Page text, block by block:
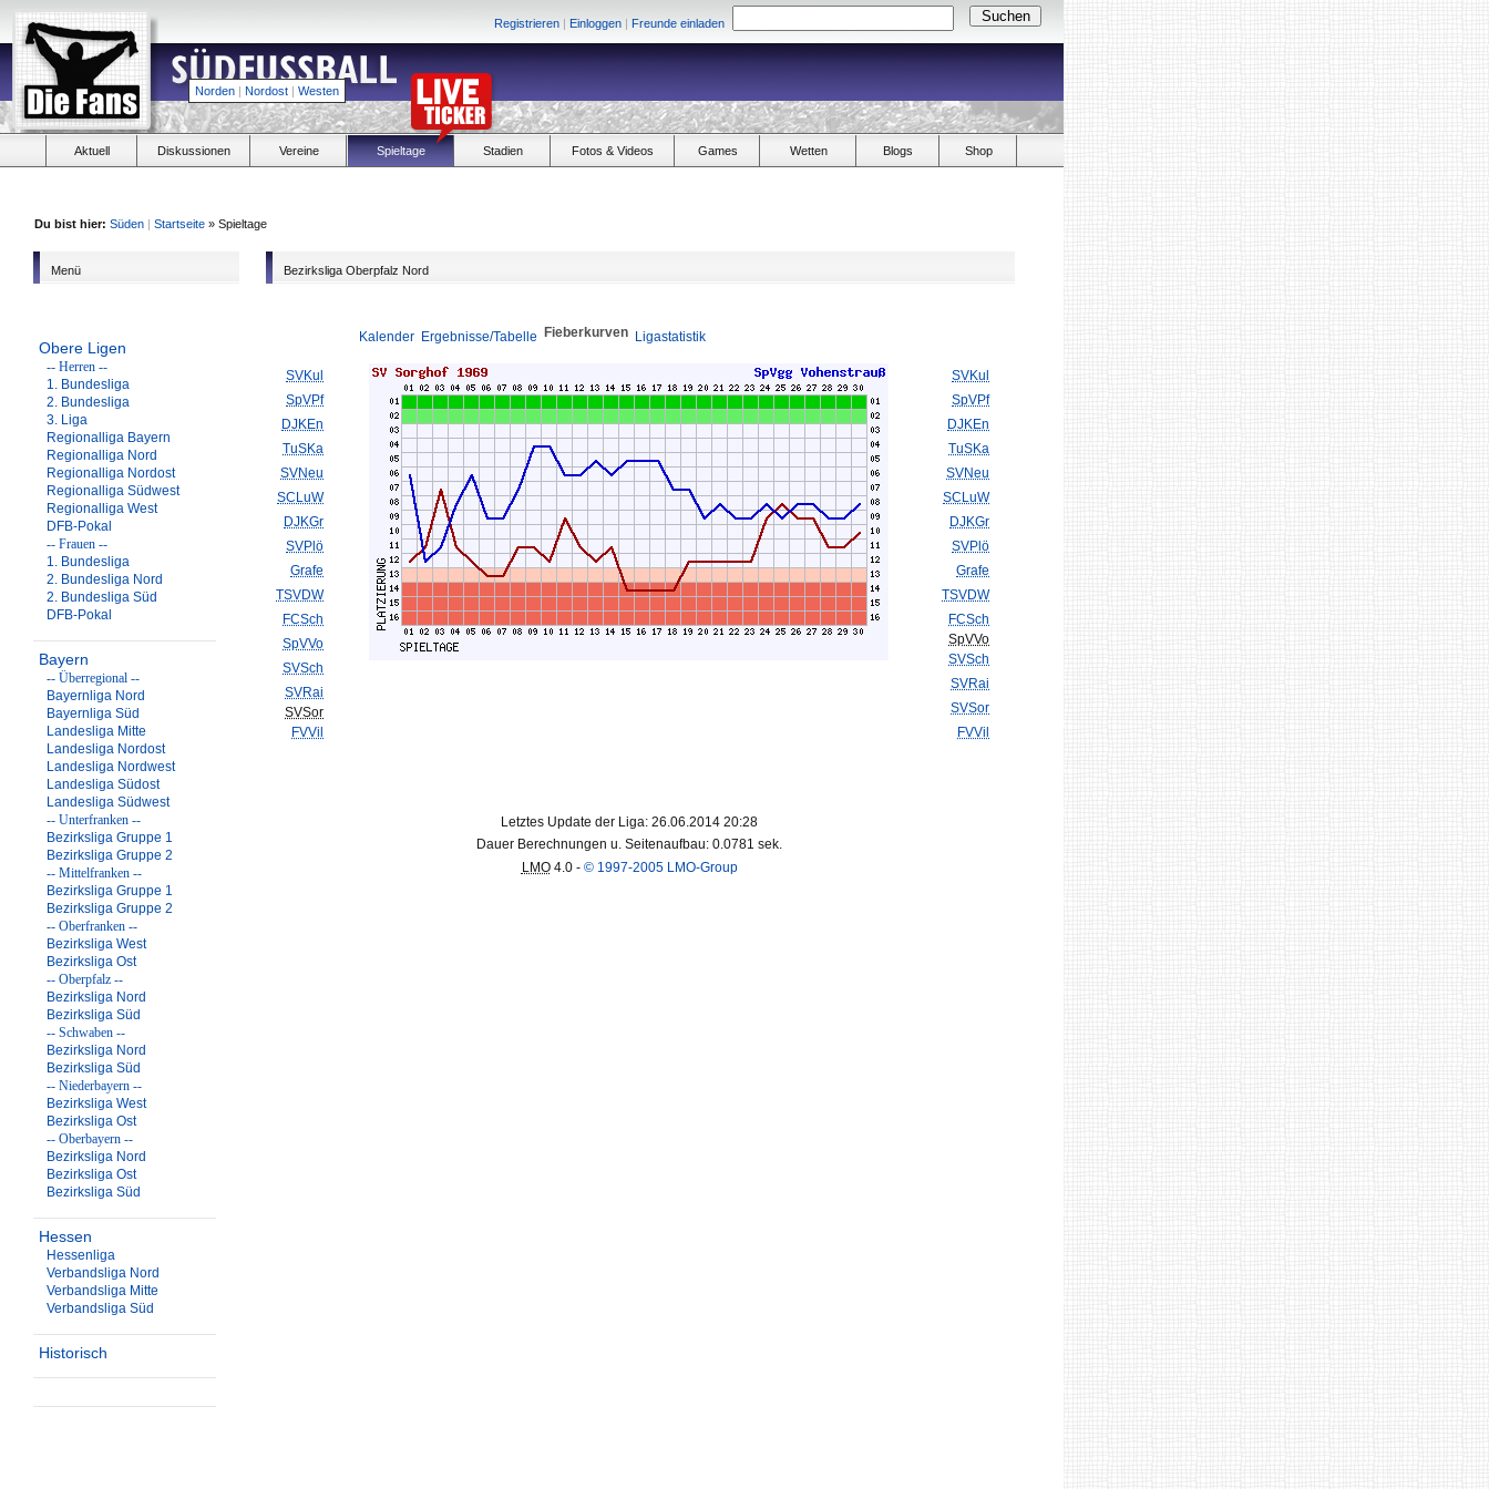
Registrieren | Einloggen | Freunde einladen
Norden | Nordost | Westen
Aktuell Diskussionen Vereine Spieltage Stadien Fotos & Videos Games Wetten Blogs Shop
Du bist hier: Süden | Startseite » Spieltage
Menü
Obere Ligen
-- Herren --
1. Bundesliga
2. Bundesliga
3. Liga
Regionalliga Bayern
Regionalliga Nord
Regionalliga Nordost
Regionalliga Südwest
Regionalliga West
DFB-Pokal
-- Frauen --
1. Bundesliga
2. Bundesliga Nord
2. Bundesliga Süd
DFB-Pokal
Bayern
-- Überregional --
Bayernliga Nord
Bayernliga Süd
Landesliga Mitte
Landesliga Nordost
Landesliga Nordwest
Landesliga Südost
Landesliga Südwest
-- Unterfranken --
Bezirksliga Gruppe 1
Bezirksliga Gruppe 2
-- Mittelfranken --
Bezirksliga Gruppe 1
Bezirksliga Gruppe 2
-- Oberfranken --
Bezirksliga West
Bezirksliga Ost
-- Oberpfalz --
Bezirksliga Nord
Bezirksliga Süd
-- Schwaben --
Bezirksliga Nord
Bezirksliga Süd
-- Niederbayern --
Bezirksliga West
Bezirksliga Ost
-- Oberbayern --
Bezirksliga Nord
Bezirksliga Ost
Bezirksliga Süd
Hessen
Hessenliga
Verbandsliga Nord
Verbandsliga Mitte
Verbandsliga Süd
Historisch
Bezirksliga Oberpfalz Nord
Kalender Ergebnisse/Tabelle Fieberkurven Ligastatistik
SVKul
SpVPf
DJKEn
TuSKa
SVNeu
SCLuW
DJKGr
SVPlö
Grafe
TSVDW
FCSch
SpVVo
SVSch
SVRai
SVSor
FVVil
SVKul
SpVPf
DJKEn
TuSKa
SVNeu
SCLuW
DJKGr
SVPlö
Grafe
TSVDW
FCSch
SpVVo
SVSch
SVRai
SVSor
FVVil
Letztes Update der Liga: 26.06.2014 20:28
Dauer Berechnungen u. Seitenaufbau: 0.0781 sek.
LMO4.0 - © 1997-2005 LMO-Group